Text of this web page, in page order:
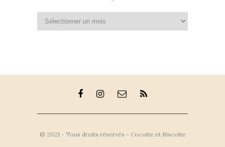
© 2021 - Tous droits réservés - Cocotte et Biscotte